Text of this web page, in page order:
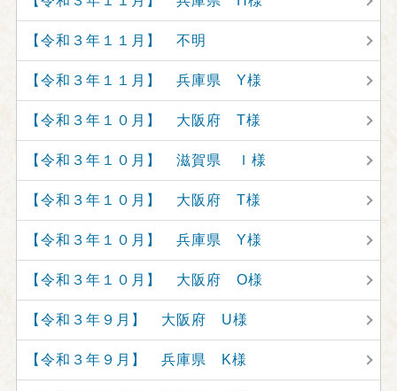
【令和３年１１月】 不明
【令和３年１１月】 兵庫県 Y様
【令和３年１０月】 大阪府 T様
【令和３年１０月】 滋賀県 Ｉ様
【令和３年１０月】 大阪府 T様
【令和３年１０月】 兵庫県 Y様
【令和３年１０月】 大阪府 O様
【令和３年９月】 大阪府 U様
【令和３年９月】 兵庫県 K様